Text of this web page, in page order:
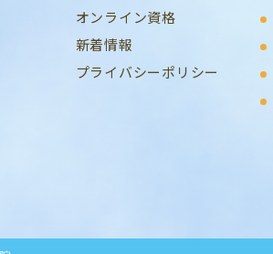
オンライン資格
新着情報
プライバシーポリシー